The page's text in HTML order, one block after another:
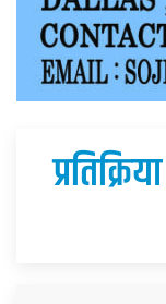
प्रतिक्रिया